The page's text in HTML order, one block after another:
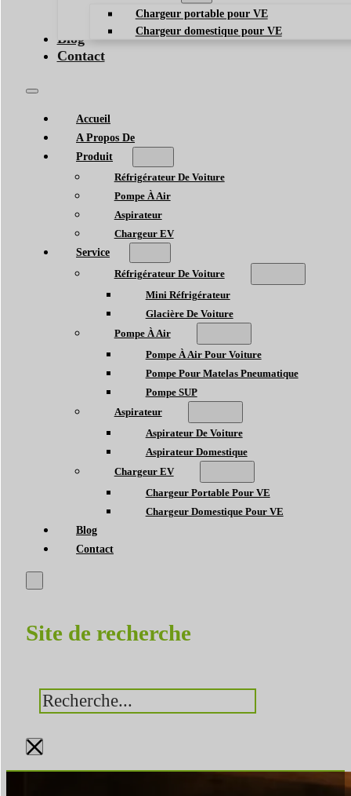
Chargeur portable pour VE
Chargeur domestique pour VE
Blog
Contact
Accueil
A Propos De
Produit
Réfrigérateur De Voiture
Pompe À Air
Aspirateur
Chargeur EV
Service
Réfrigérateur De Voiture
Mini Réfrigérateur
Glacière De Voiture
Pompe À Air
Pompe À Air Pour Voiture
Pompe Pour Matelas Pneumatique
Pompe SUP
Aspirateur
Aspirateur De Voiture
Aspirateur Domestique
Chargeur EV
Chargeur Portable Pour VE
Chargeur Domestique Pour VE
Blog
Contact
Site de recherche
Rechercher
×